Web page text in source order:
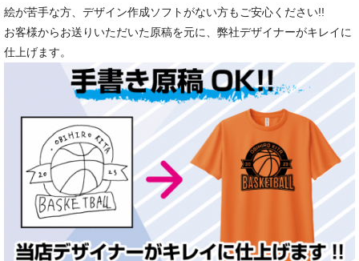
絵が苦手な方、デザイン作成ソフトがない方もご安心ください!!
お客様からお送りいただいた原稿を元に、弊社デザイナーがキレイに
仕上げます。